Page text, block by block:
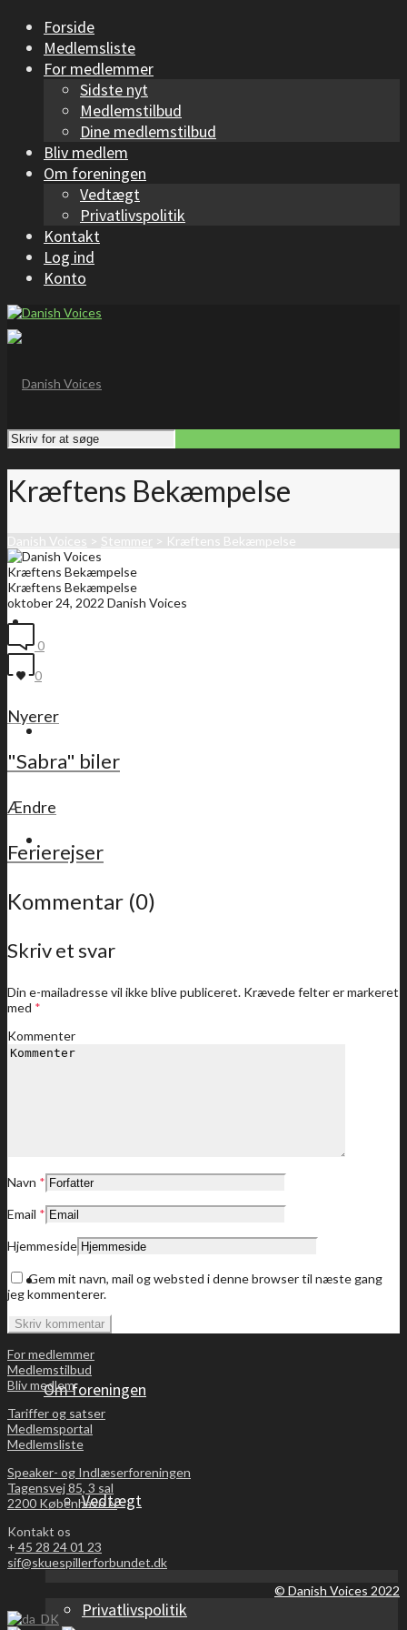
Forside
Medlemsliste
For medlemmer
Sidste nyt
Medlemstilbud
Dine medlemstilbud
Bliv medlem
Om foreningen
Vedtægt
Privatlivspolitik
Kontakt
Log ind
Konto
Forside
Medlemsliste
For medlemmer
Sidste nyt
Dine medlemstilbud
Bliv medlem
Om foreningen
Vedtægt
Privatlivspolitik
Kræftens Bekæmpelse
Danish Voices > Stemmer > Kræftens Bekæmpelse
Kræftens Bekæmpelse
Kræftens Bekæmpelse
oktober 24, 2022 Danish Voices
0
0
Nyerer
"Sabra" biler
Ændre
Ferierejser
Kommentar (0)
Skriv et svar
Din e-mailadresse vil ikke blive publiceret. Krævede felter er markeret
med *
Kommenter
Navn *
Email *
Hjemmeside
Gem mit navn, mail og websted i denne browser til næste gang
jeg kommenterer.
For medlemmer
Medlemstilbud
Bliv medlem
Tariffer og satser
Medlemsportal
Medlemsliste
Speaker- og Indlæserforeningen
Tagensvej 85, 3 sal
2200 København N
Kontakt os
+ 45 28 24 01 23
sif@skuespillerforbundet.dk
© Danish Voices 2022